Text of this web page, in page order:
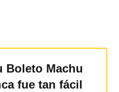
Boleto Machu
fue tan fácil